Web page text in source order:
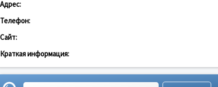
Адрес:
Телефон:
Сайт:
Краткая информация: